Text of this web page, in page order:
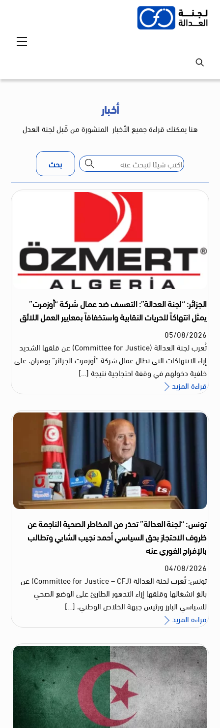
Skip
أخبار
هنا يمكنك قراءة جميع الأخبار المنشورة منقَبل لجنة العدل
بحث
الجزائر: “لجنة العدالة”: التعسف ضد عمال شركة “أوزمرت”
يمثل انتهاكاً للحريات النقابية واستخفافاً بمعايير العمل اللائق
05/08/2026
تُعرب لجنة العدالة (Committee for Justice) عن قلقها الشديد
إزاء الانتهاكات التي تطال عمال شركة “أوزمرت الجزائر” بوهران، على
خلفية دخولهم في وقفة احتجاجية نتيجة […]
قراءة المزيد
تونس: “لجنة العدالة” تحذر من المخاطر الصحية الناجمة عن
ظروف الاحتجاز بحق السياسي أحمد نجيب الشابي وتطالب
بالإفراج الفوري عنه
04/08/2026
تونس: تُعرب لجنة العدالة (Committee for Justice – CFJ) عن
بالغ انشغالها وقلقها إزاء التدهور الطارئ على الوضع الصحي
للسياسي البارز ورئيس جبهة الخلاص الوطني، […]
قراءة المزيد